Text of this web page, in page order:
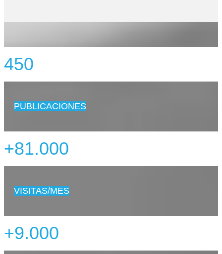
450
PUBLICACIONES
+81.000
VISITAS/MES
+9.000